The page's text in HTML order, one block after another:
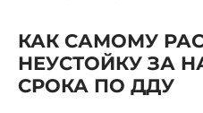
КАК САМОМУ
НЕУСТОЙКУ ЗА
СРОКА ПО ДДУ